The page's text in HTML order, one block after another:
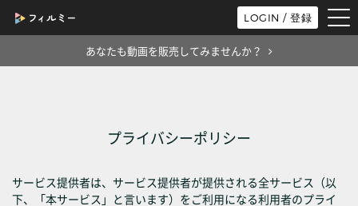
LOGIN / 登録
あなたも動画を販売してみませんか？
プライバシーポリシー
サービス提供者は、サービス提供者が提供される全サービス（以
下、「本サービス」と言います）をご利用になる利用者のプライ